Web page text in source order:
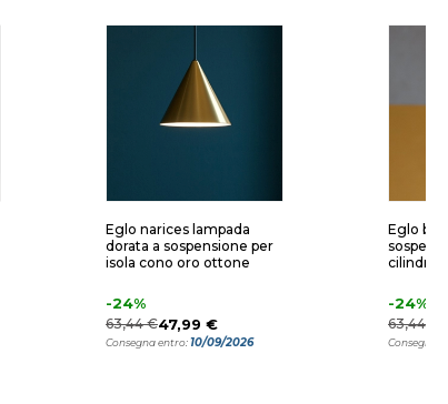
Eglo narices lampada
dorata a sospensione per
isola cono oro ottone
-24%
63,44 €47,99 €
Consegna entro:10/09/2026
Eglo
cilindro
-24%
63,44 €
Consegna